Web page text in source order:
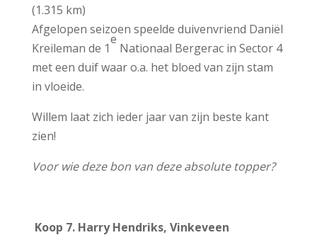
(1.315 km)
Afgelopen seizoen speelde duivenvriend Daniël
Kreileman de 1
e
Nationaal Bergerac in Sector 4
met een duif waar o.a. het bloed van zijn stam
in vloeide.
Willem laat zich ieder jaar van zijn beste kant
zien!
Voor wie deze bon van deze absolute topper?
Koop 7. Harry Hendriks, Vinkeveen